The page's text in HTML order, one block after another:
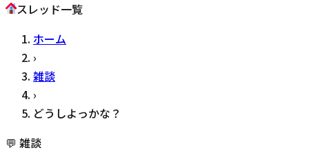
スレッド一覧
ホーム
›
雑談
›
どうしよっかな？
💬 雑談